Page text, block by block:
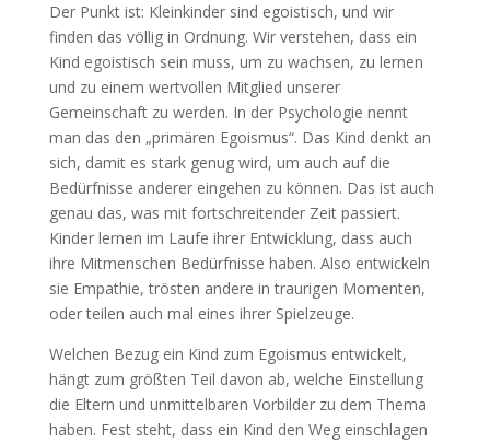
Der Punkt ist: Kleinkinder sind egoistisch, und wir
finden das völlig in Ordnung. Wir verstehen, dass ein
Kind egoistisch sein muss, um zu wachsen, zu lernen
und zu einem wertvollen Mitglied unserer
Gemeinschaft zu werden. In der Psychologie nennt
man das den „primären Egoismus“. Das Kind denkt an
sich, damit es stark genug wird, um auch auf die
Bedürfnisse anderer eingehen zu können. Das ist auch
genau das, was mit fortschreitender Zeit passiert.
Kinder lernen im Laufe ihrer Entwicklung, dass auch
ihre Mitmenschen Bedürfnisse haben. Also entwickeln
sie Empathie, trösten andere in traurigen Momenten,
oder teilen auch mal eines ihrer Spielzeuge.
Welchen Bezug ein Kind zum Egoismus entwickelt,
hängt zum größten Teil davon ab, welche Einstellung
die Eltern und unmittelbaren Vorbilder zu dem Thema
haben. Fest steht, dass ein Kind den Weg einschlagen